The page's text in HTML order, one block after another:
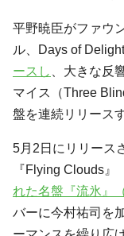
平野暁臣がファウ
ル、Days of
ースし
、大きな反
マイス（Three
盤を連続リリース
5月2日にリリース
『Flying Clouds』
れた名盤『流氷』
バーに今村祐司を